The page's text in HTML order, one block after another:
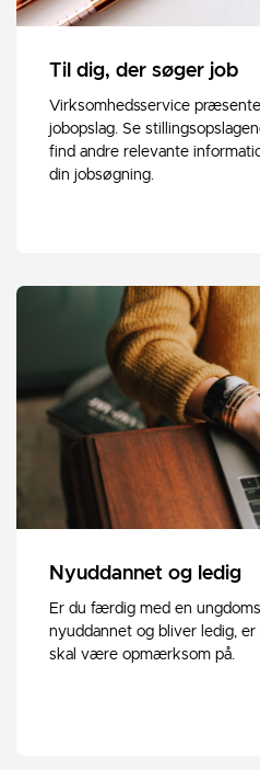
Til dig, der søger job
Virksomhedsservice
jobopslag. Se
find andre relevante
din jobsøgning.
Nyuddannet og ledig
Er du færdig med en
nyuddannet og bliver ledig,
skal være opmærksom på.